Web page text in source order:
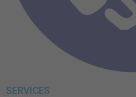
SERVICES